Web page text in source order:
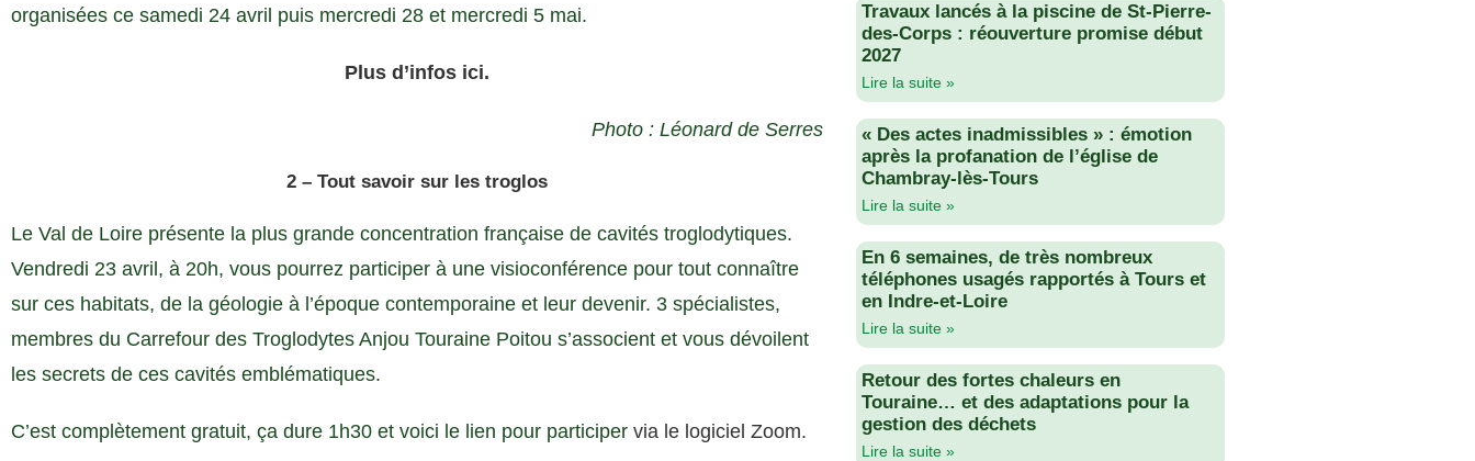
organisées ce samedi 24 avril puis mercredi 28 et mercredi 5 mai.
Plus d’infos ici.
Photo : Léonard de Serres
2 – Tout savoir sur les troglos
Le Val de Loire présente la plus grande concentration française de cavités troglodytiques.
Vendredi 23 avril, à 20h, vous pourrez participer à une visioconférence pour tout connaître
sur ces habitats, de la géologie à l’époque contemporaine et leur devenir. 3 spécialistes,
membres du Carrefour des Troglodytes Anjou Touraine Poitou s’associent et vous dévoilent
les secrets de ces cavités emblématiques.
C’est complètement gratuit, ça dure 1h30 et voici le lien pour participer via le logiciel Zoom.
Travaux lancés à la piscine de St-Pierre-
des-Corps : réouverture promise début
2027
Lire la suite »
« Des actes inadmissibles » : émotion
après la profanation de l’église de
Chambray-lès-Tours
Lire la suite »
En 6 semaines, de très nombreux
téléphones usagés rapportés à Tours et
en Indre-et-Loire
Lire la suite »
Retour des fortes chaleurs en
Touraine… et des adaptations pour la
gestion des déchets
Lire la suite »